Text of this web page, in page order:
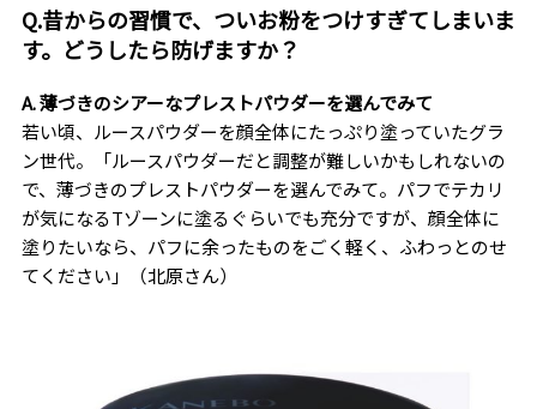
Q.昔からの習慣で、ついお粉をつけすぎてしまいま
す。どうしたら防げますか？
A. 薄づきのシアーなプレストパウダーを選んでみて
若い頃、ルースパウダーを顔全体にたっぷり塗っていたグラ
ン世代。「ルースパウダーだと調整が難しいかもしれないの
で、薄づきのプレストパウダーを選んでみて。パフでテカリ
が気になるTゾーンに塗るぐらいでも充分ですが、顔全体に
塗りたいなら、パフに余ったものをごく軽く、ふわっとのせ
てください」（北原さん）